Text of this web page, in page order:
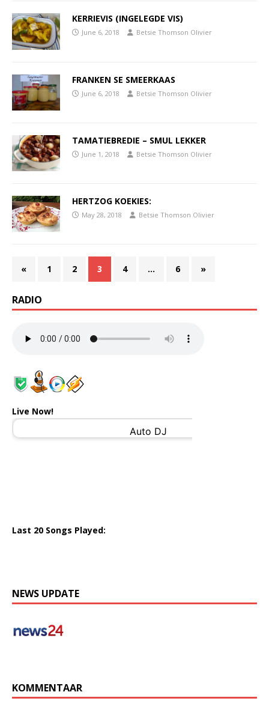
KERRIEVIS (INGELEGDE VIS)
June 6, 2018 Betsie Thomson Olivier
FRANKEN SE SMEERKAAS
June 6, 2018 Betsie Thomson Olivier
TAMATIEBREDIE – SMUL LEKKER
June 1, 2018 Betsie Thomson Olivier
HERTZOG KOEKIES:
May 28, 2018 Betsie Thomson Olivier
« 1 2 3 4 … 6 »
RADIO
Live Now!
Last 20 Songs Played:
NEWS UPDATE
KOMMENTAAR